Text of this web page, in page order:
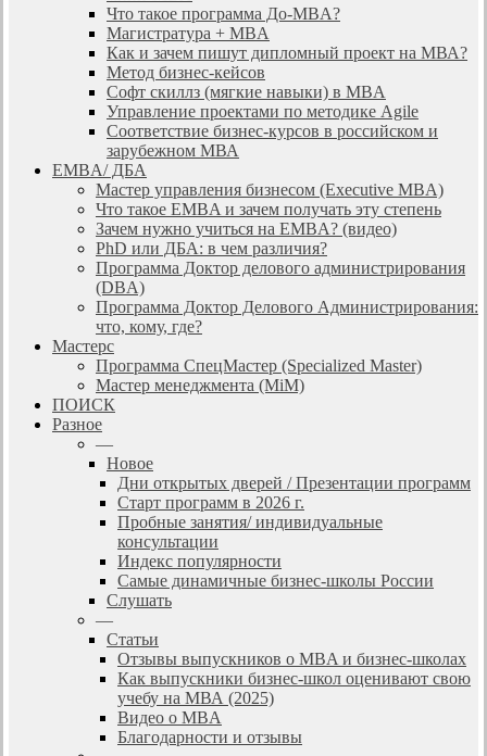
Что такое программа До-MBA?
Магистратура + MBA
Как и зачем пишут дипломный проект на МВА?
Метод бизнес-кейсов
Софт скиллз (мягкие навыки) в MBA
Управление проектами по методике Agile
Соответствие бизнес-курсов в российском и
зарубежном МВА
EMBA/ ДБA
Мастер управления бизнесом (Executive MBA)
Что такое EMBA и зачем получать эту степень
Зачем нужно учиться на EMBA? (видео)
PhD или ДБА: в чем различия?
Программа Доктор делового администрирования
(DBА)
Программа Доктор Делового Администрирования:
что, кому, где?
Мастерс
Программа СпецМастер (Specialized Master)
Мастер менеджмента (MiM)
ПОИСК
Разное
—
Новое
Дни открытых дверей / Презентации программ
Старт программ в 2026 г.
Пробные занятия/ индивидуальные
консультации
Индекс популярности
Самые динамичные бизнес-школы России
Слушать
—
Статьи
Отзывы выпускников о MBA и бизнес-школах
Как выпускники бизнес-школ оценивают свою
учебу на МВА (2025)
Видео о MBA
Благодарности и отзывы